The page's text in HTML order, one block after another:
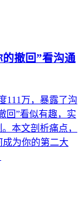
撤回”看沟通
111万，暴露了沟
回”看似有趣，实
本文剖析痛点，
为你的第二大